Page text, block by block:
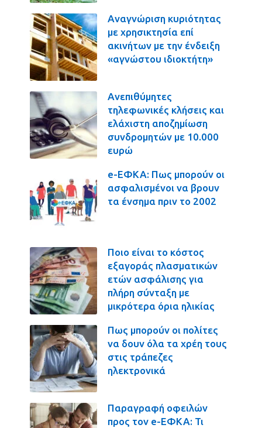
Αναγνώριση κυριότητας
με χρησικτησία επί
ακινήτων με την ένδειξη
«αγνώστου ιδιοκτήτη»
Ανεπιθύμητες
τηλεφωνικές κλήσεις και
ελάχιστη αποζημίωση
συνδρομητών με 10.000
ευρώ
e-ΕΦΚΑ: Πως μπορούν οι
ασφαλισμένοι να βρουν
τα ένσημα πριν το 2002
Ποιο είναι το κόστος
εξαγοράς πλασματικών
ετών ασφάλισης για
πλήρη σύνταξη με
μικρότερα όρια ηλικίας
Πως μπορούν οι πολίτες
να δουν όλα τα χρέη τους
στις τράπεζες
ηλεκτρονικά
Παραγραφή οφειλών
προς τον e-ΕΦΚΑ: Τι